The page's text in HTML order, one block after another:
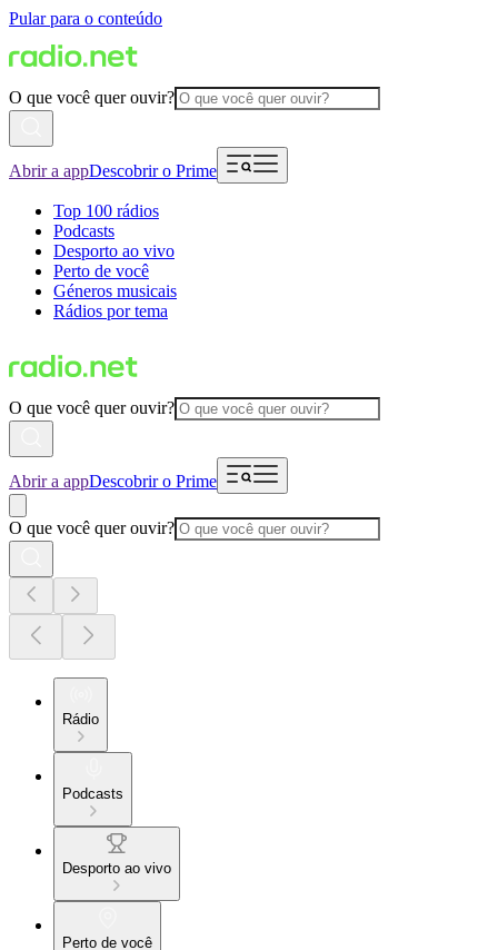
Pular para o conteúdo
O que você quer ouvir?
Abrir a appDescobrir o Prime
Top 100 rádios
Podcasts
Desporto ao vivo
Perto de você
Géneros musicais
Rádios por tema
O que você quer ouvir?
Abrir a appDescobrir o Prime
O que você quer ouvir?
Rádio
Podcasts
Desporto ao vivo
Perto de você